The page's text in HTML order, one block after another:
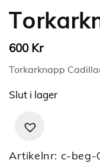
600 Kr
Torkarknapp
Slut i lager
Artikelnr: c-beg-